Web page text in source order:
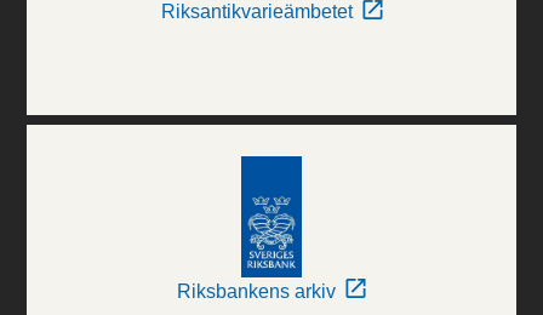
Riksantikvarieämbetet
Riksbankens arkiv